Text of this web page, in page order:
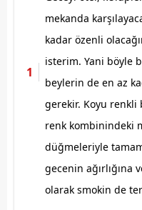
mekanda
kadar özenli
isterim. Yani böyle
beylerin de en az
gerekir. Koyu renkli
renk kombinindeki
düğmeleriyle
gecenin ağırlığına
olarak smokin de